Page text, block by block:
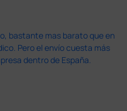
bastante mas barato que en
Pero el envío cuesta más
dentro de España.